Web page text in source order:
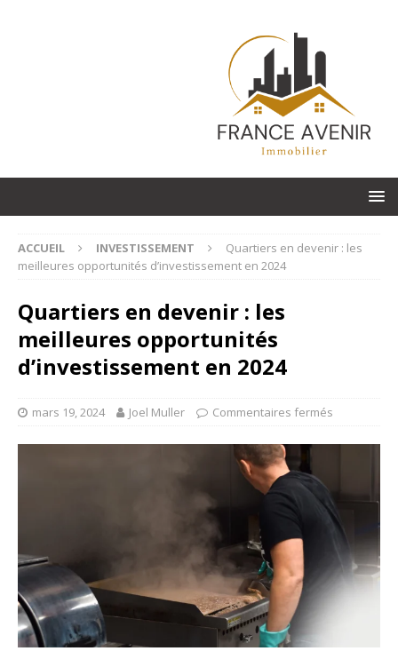
ACCUEIL INVESTISSEMENT
Quartiers en devenir : les
meilleures opportunités d’investissement en 2024
Quartiers en devenir : les
meilleures opportunités
d’investissement en 2024
mars 19, 2024 Joel Muller Commentaires fermés